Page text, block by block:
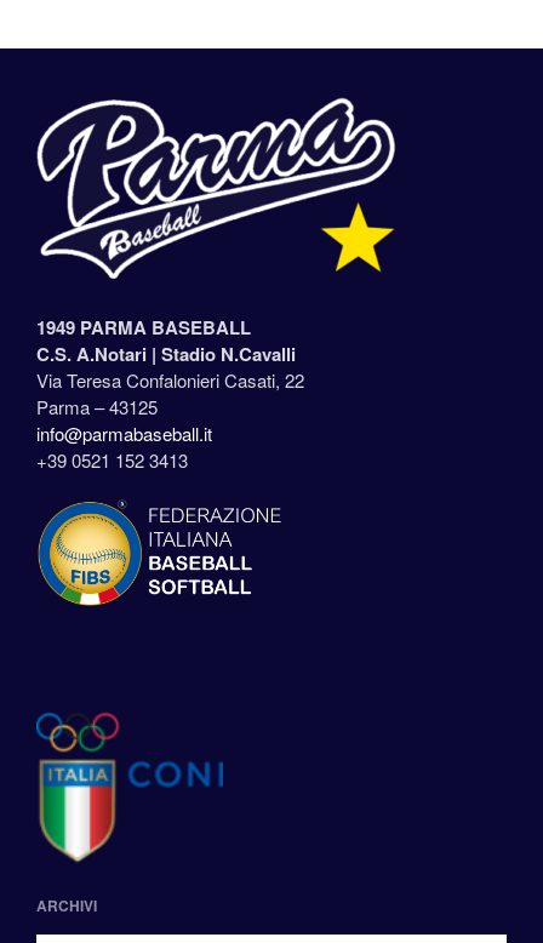
1949 PARMA BASEBALL
C.S. A.Notari | Stadio N.Cavalli
Via Teresa Confalonieri Casati, 22
Parma – 43125
info@parmabaseball.it
+39 0521 152 3413
ARCHIVI